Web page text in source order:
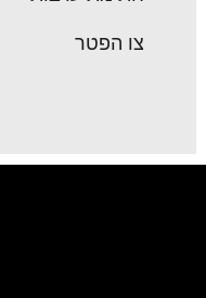
צו הפטר